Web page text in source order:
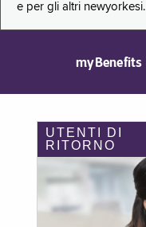
e per gli altri newyorkesi.
myBenefits
UTENTI DI
RITORNO